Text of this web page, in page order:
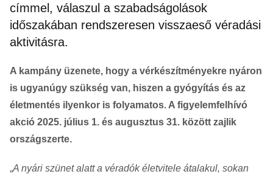
címmel, válaszul a szabadságolások
időszakában rendszeresen visszaeső véradási
aktivitásra.
A kampány üzenete, hogy a vérkészítményekre nyáron
is ugyanúgy szükség van, hiszen a gyógyítás és az
életmentés ilyenkor is folyamatos. A figyelemfelhívó
akció 2025. július 1. és augusztus 31. között zajlik
országszerte.
„A nyári szünet alatt a véradók életvitele átalakul, sokan